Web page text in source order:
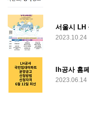
2023.10.24
2023.06.14